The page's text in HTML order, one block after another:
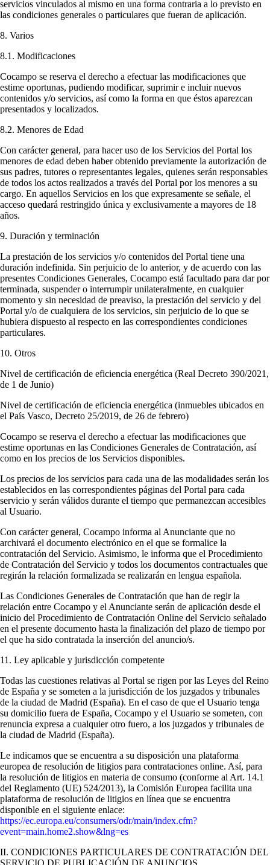
servicios vinculados al mismo en una forma contraria a lo previsto en
las condiciones generales o particulares que fueran de aplicación.
8. Varios
8.1. Modificaciones
Cocampo se reserva el derecho a efectuar las modificaciones que
estime oportunas, pudiendo modificar, suprimir e incluir nuevos
contenidos y/o servicios, así como la forma en que éstos aparezcan
presentados y localizados.
8.2. Menores de Edad
Con carácter general, para hacer uso de los Servicios del Portal los
menores de edad deben haber obtenido previamente la autorización de
sus padres, tutores o representantes legales, quienes serán responsables
de todos los actos realizados a través del Portal por los menores a su
cargo. En aquellos Servicios en los que expresamente se señale, el
acceso quedará restringido única y exclusivamente a mayores de 18
años.
9. Duración y terminación
La prestación de los servicios y/o contenidos del Portal tiene una
duración indefinida. Sin perjuicio de lo anterior, y de acuerdo con las
presentes Condiciones Generales, Cocampo está facultado para dar por
terminada, suspender o interrumpir unilateralmente, en cualquier
momento y sin necesidad de preaviso, la prestación del servicio y del
Portal y/o de cualquiera de los servicios, sin perjuicio de lo que se
hubiera dispuesto al respecto en las correspondientes condiciones
particulares.
10. Otros
Nivel de certificación de eficiencia energética (Real Decreto 390/2021,
de 1 de Junio)
Nivel de certificación de eficiencia energética (inmuebles ubicados en
el País Vasco, Decreto 25/2019, de 26 de febrero)
Cocampo se reserva el derecho a efectuar las modificaciones que
estime oportunas en las Condiciones Generales de Contratación, así
como en los precios de los Servicios disponibles.
Los precios de los servicios para cada una de las modalidades serán los
establecidos en las correspondientes páginas del Portal para cada
servicio y serán válidos durante el tiempo que permanezcan accesibles
al Usuario.
Con carácter general, Cocampo informa al Anunciante que no
archivará el documento electrónico en el que se formalice la
contratación del Servicio. Asimismo, le informa que el Procedimiento
de Contratación del Servicio y todos los documentos contractuales que
regirán la relación formalizada se realizarán en lengua española.
Las Condiciones Generales de Contratación que han de regir la
relación entre Cocampo y el Anunciante serán de aplicación desde el
inicio del Procedimiento de Contratación Online del Servicio señalado
en el presente documento hasta la finalización del plazo de tiempo por
el que ha sido contratada la inserción del anuncio/s.
11. Ley aplicable y jurisdicción competente
Todas las cuestiones relativas al Portal se rigen por las Leyes del Reino
de España y se someten a la jurisdicción de los juzgados y tribunales
de la ciudad de Madrid (España). En el caso de que el Usuario tenga
su domicilio fuera de España, Cocampo y el Usuario se someten, con
renuncia expresa a cualquier otro fuero, a los juzgados y tribunales de
la ciudad de Madrid (España).
Le indicamos que se encuentra a su disposición una plataforma
europea de resolución de litigios para contrataciones online. Así, para
la resolución de litigios en materia de consumo (conforme al Art. 14.1
del Reglamento (UE) 524/2013), la Comisión Europea facilita una
plataforma de resolución de litigios en línea que se encuentra
disponible en el siguiente enlace:
https://ec.europa.eu/consumers/odr/main/index.cfm?
event=main.home2.show&lng=es
II. CONDICIONES PARTICULARES DE CONTRATACIÓN DEL
SERVICIO DE PUBLICACIÓN DE ANUNCIOS